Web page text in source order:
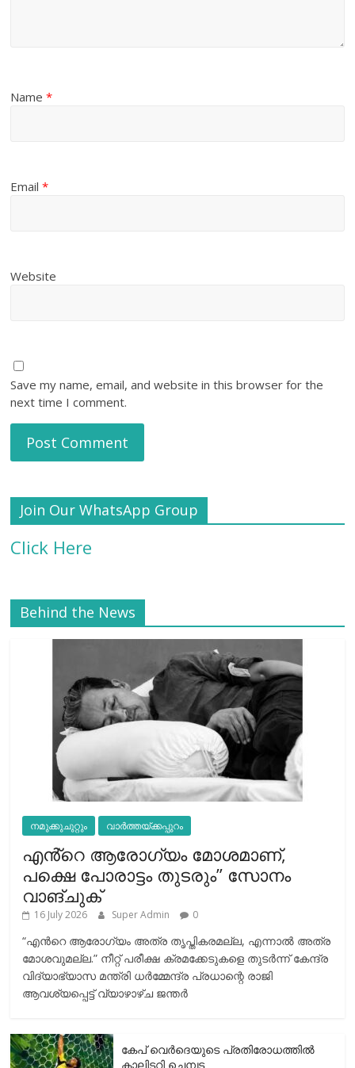
Name*
Email*
Website
Save my name, email, and website in this browser for the
next time I comment.
Join Our WhatsApp Group
Click Here
Behind the News
നമുക്കുചുറ്റും വാർത്തയ്ക്കപ്പുറം
എൻ്റെ ആരോഗ്യം മോശമാണ്,
പക്ഷെ പോരാട്ടം തുടരും” സോനം
വാങ്ചുക്
16 July 2026 Super Admin 0
“എന്‍റെ ആരോഗ്യം അത്ര തൃപ്തികരമല്ല, എന്നാൽ അത്ര
മോശവുമല്ല.” നീറ്റ് പരീക്ഷ ക്രമക്കേടുകളെ തുടർന്ന് കേന്ദ്ര
വിദ്യാഭ്യാസ മന്ത്രി ധർമ്മേന്ദ്ര പ്രധാന്റെ രാജി
ആവശ്യപ്പെട്ട് വ്യാഴാഴ്ച ജന്തർ
കേപ് വെര്‍ദെയുടെ പ്രതിരോധത്തില്‍
കാലിടറി ചെമ്പട